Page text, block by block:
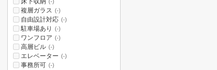
(-)
複層ガラス (-)
自由設計対応 (-)
駐車場あり (-)
ワンフロア (-)
高層ビル (-)
エレベーター (-)
事務所可 (-)